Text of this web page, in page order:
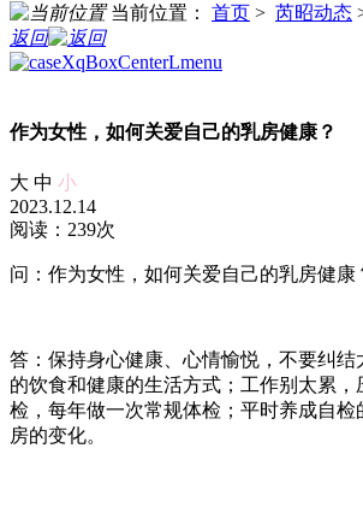
当前位置： 首页 > 芮昭动态
返回
作为女性，如何关爱自己的乳房健康？
大 中 小
2023.12.14
阅读：239次
问：作为女性，如何关爱自己的乳房健康
答：保持身心健康、心情愉悦，不要纠结
的饮食和健康的生活方式；工作别太累
检，每年做一次常规体检；平时养成自检
房的变化。